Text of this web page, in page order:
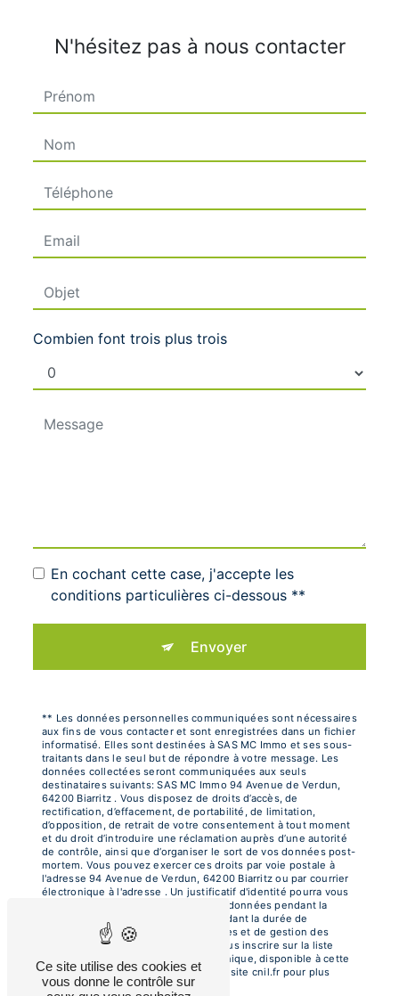
N'hésitez pas à nous contacter
Combien font trois plus trois
En cochant cette case, j'accepte les
conditions particulières ci-dessous **
Envoyer
** Les données personnelles communiquées sont nécessaires
aux fins de vous contacter et sont enregistrées dans un fichier
informatisé. Elles sont destinées à SAS MC Immo et ses sous-
traitants dans le seul but de répondre à votre message. Les
données collectées seront communiquées aux seuls
destinataires suivants: SAS MC Immo 94 Avenue de Verdun,
64200 Biarritz . Vous disposez de droits d’accès, de
rectification, d’effacement, de portabilité, de limitation,
d’opposition, de retrait de votre consentement à tout moment
et du droit d’introduire une réclamation auprès d’une autorité
de contrôle, ainsi que d’organiser le sort de vos données post-
mortem. Vous pouvez exercer ces droits par voie postale à
l'adresse 94 Avenue de Verdun, 64200 Biarritz ou par courrier
électronique à l'adresse . Un justificatif d'identité pourra vous
être demandé. Nous conservons vos données pendant la
période de prise de contact puis pendant la durée de
prescription légale aux fins probatoires et de gestion des
contentieux. Vous avez le droit de vous inscrire sur la liste
d'opposition au démarchage téléphonique, disponible à cette
adresse: Bloctel.gouv.fr. Consultez le site cnil.fr pour plus
d’informations sur vos droits.
Ce site utilise des cookies et
vous donne le contrôle sur